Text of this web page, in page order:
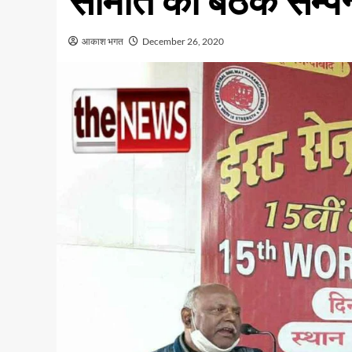
आकाश भगत December 26, 2020